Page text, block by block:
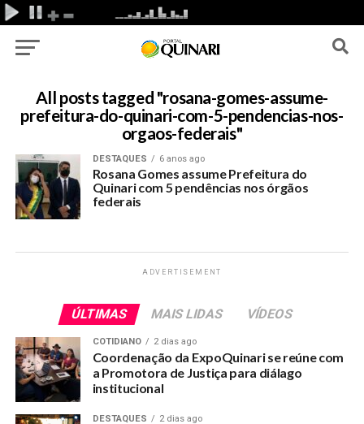
All posts tagged "rosana-gomes-assume-
prefeitura-do-quinari-com-5-pendencias-nos-
orgaos-federais"
DESTAQUES 6 anos ago
Rosana Gomes assume Prefeitura do
Quinari com 5 pendências nos órgãos
federais
ADVERTISEMENT
ÚLTIMAS MAIS LIDAS VÍDEOS
COTIDIANO 2 dias ago
Coordenação da ExpoQuinari se reúne com
a Promotora de Justiça para diálago
institucional
DESTAQUES 2 dias ago